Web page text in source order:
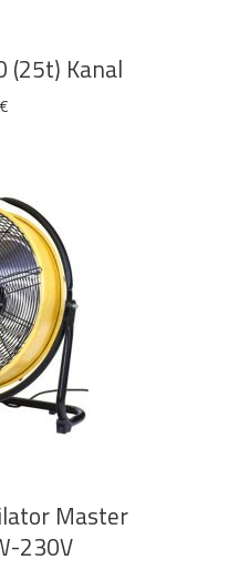
(25t) Kanal
€
Master
230V